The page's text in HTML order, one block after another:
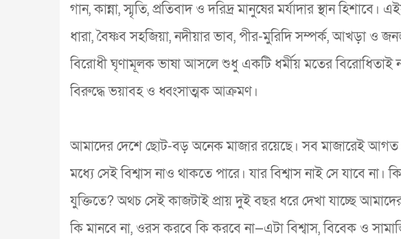
গান, কান্না, স্মৃতি, প্রতিবাদ ও দরিদ্র মানুষের মর্যাদার স্থান
ধারা, বৈষ্ণব সহজিয়া, নদীয়ার ভাব, পীর-মুরিদি সম্পর্ক, আখড়া ও
বিরোধী ঘৃণামূলক ভাষা আসলে শুধু একটি ধর্মীয় মতের বিরোধিতাই
বিরুদ্ধে ভয়াবহ ও ধ্বংসাত্মক আক্রমণ।
আমাদের দেশে ছোট-বড় অনেক মাজার রয়েছে। সব মাজারেই
মধ্যে সেই বিশ্বাস নাও থাকতে পারে। যার বিশ্বাস নাই সে যাবে
যুক্তিতে? অথচ সেই কাজটাই প্রায় দুই বছর ধরে দেখা যাচ্ছে
কি মানবে না, ওরস করবে কি করবে না—এটা বিশ্বাস, বিবেক ও